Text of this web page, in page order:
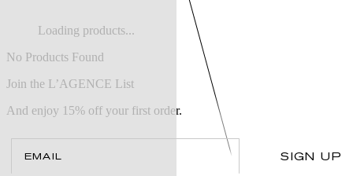
Loading products...
No Products Found
Join the L’AGENCE List
And enjoy 15% off your first order.
SIGN UP